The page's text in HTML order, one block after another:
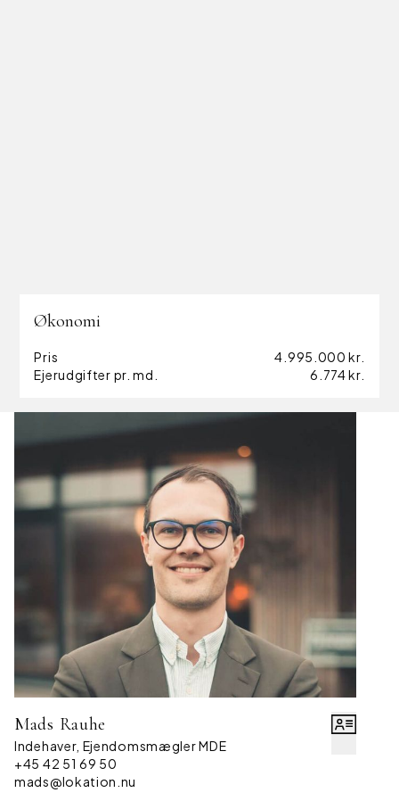
Økonomi
Pris
4.995.000 kr.
Ejerudgifter pr. md.
6.774 kr.
Mads Rauhe
Indehaver, Ejendomsmægler MDE
+45 42 51 69 50
mads@lokation.nu